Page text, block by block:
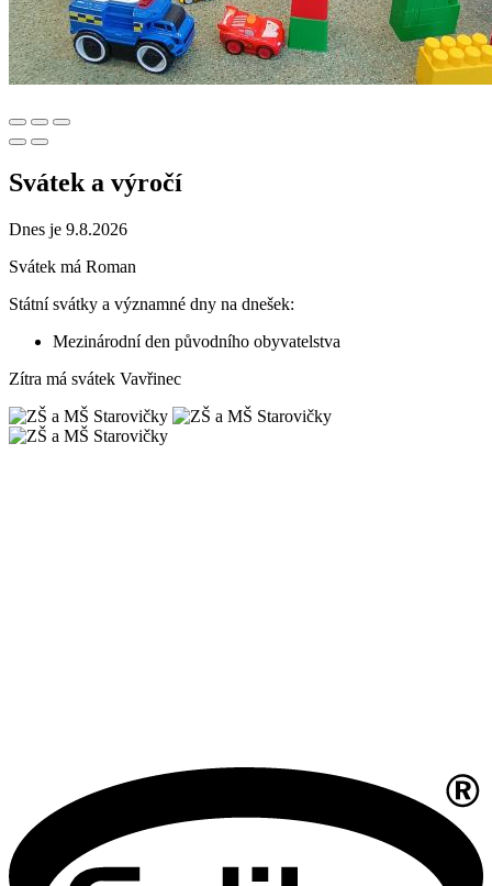
Svátek a výročí
Dnes je 9.8.2026
Svátek má Roman
Státní svátky a významné dny na dnešek:
Mezinárodní den původního obyvatelstva
Zítra má svátek Vavřinec